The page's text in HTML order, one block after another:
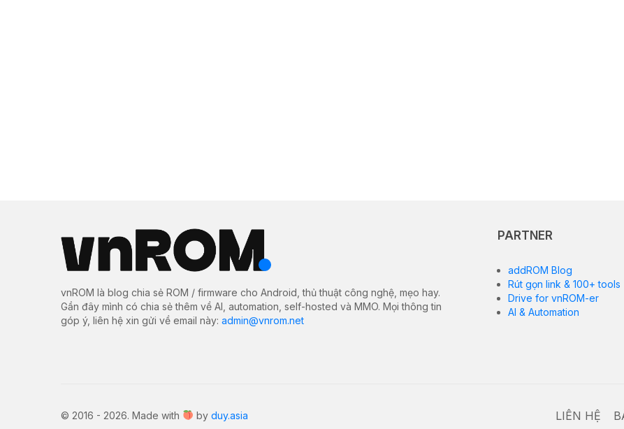
vnROM là blog chia sẻ ROM / firmware cho Android, thủ thuật công nghệ, mẹo hay.
Gần đây mình có chia sẻ thêm về AI, automation, self-hosted và MMO. Mọi thông tin
góp ý, liên hệ xin gửi về email này: admin@vnrom.net
PARTNER
addROM Blog
Rút gọn link & 100+ tools
Drive for vnROM-er
AI & Automation
© 2016 - 2026. Made with by duy.asia LIÊN HỆ